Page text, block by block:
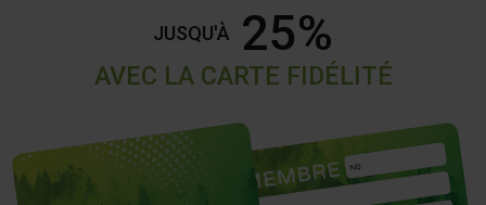
JUSQU'À 25%
AVEC LA CARTE FIDÉLITÉ